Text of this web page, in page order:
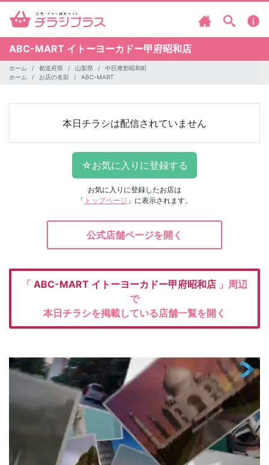
ABC-MART イトーヨーカドー甲府昭和店
ホーム 都道府県 山梨県
中巨摩郡昭和町
ホーム
お店の名前 ABC-MART
本日チラシは配信されていません
お気に入りに登録したお店は
「 トップページ 」に表示されます。
公式店舗ページを開く
「 ABC-MART イトーヨーカドー甲府昭和店 」周辺
で
本日チラシを掲載している店舗一覧を開く